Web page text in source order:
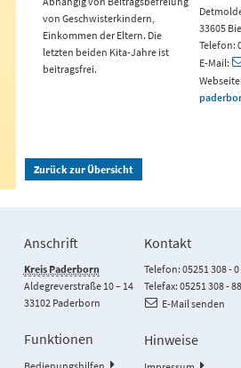
von Geschwisterkindern,
Einkommen der Eltern. Die
letzten beiden Kita-Jahre ist
beitragsfrei.
33605
Telefon:
E-Mail:
Webseite:
Zurück zur Übersicht
Anschrift
Kreis Paderborn
Aldegreverstraße 10 – 14
33102 Paderborn
Kontakt
Telefon: 05251 308 - 0
Telefax: 05251 308 -
E-Mail senden
Funktionen Hinweise